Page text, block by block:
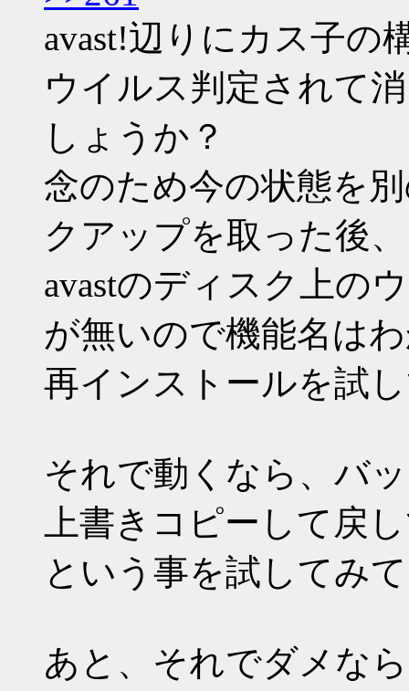
avast!辺りにカス子の
ウイルス判定されて
しょうか？
念のため今の状態を
クアップを取った後、
avastのディスク上の
が無いので機能名は
再インストールを試
それで動くなら、バ
上書きコピーして戻
という事を試してみ
あと、それでダメな